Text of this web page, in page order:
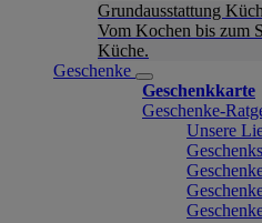
Grundausstattung
Vom Kochen bis zum
Küche.
Geschenke
Geschenkkarte
Geschenke-
Unsere